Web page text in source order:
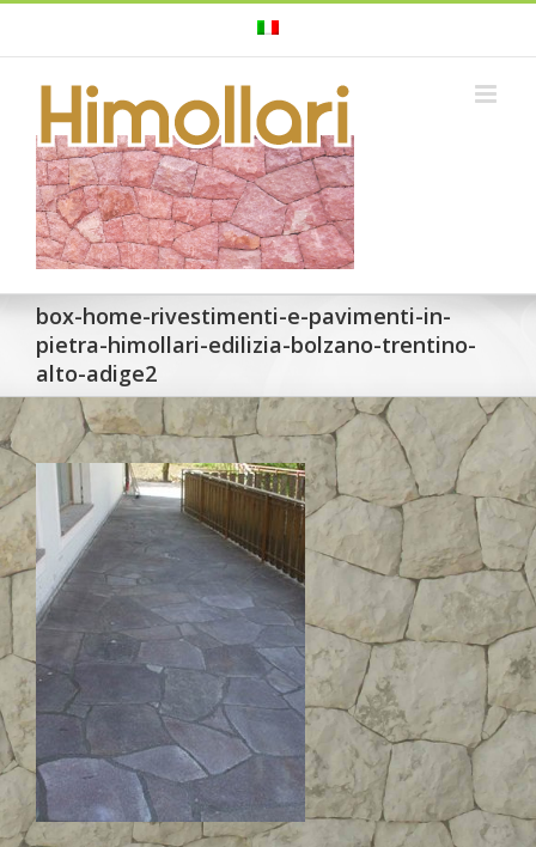
box-home-rivestimenti-e-pavimenti-in-
pietra-himollari-edilizia-bolzano-trentino-
alto-adige2